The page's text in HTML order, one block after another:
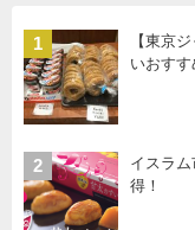
1
【東京
いおす
2
イスラ
得！